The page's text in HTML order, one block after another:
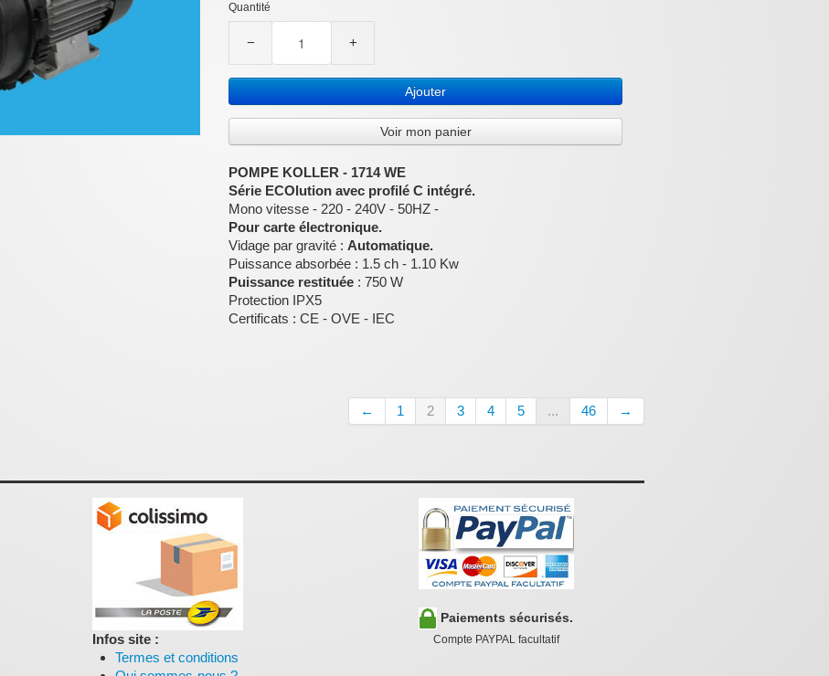
Quantité
− +
Ajouter
Voir mon panier
POMPE KOLLER - 1714 WE
Série ECOlution avec profilé C intégré.
Mono vitesse - 220 - 240V - 50HZ -
Pour carte électronique.
Vidage par gravité : Automatique.
Puissance absorbée : 1.5 ch - 1.10 Kw
Puissance restituée : 750 W
Protection IPX5
Certificats : CE - OVE - IEC
← 1 2 3 4 5 ... 46 →
Infos site :
Termes et conditions
Paiements sécurisés.
Compte PAYPAL facultatif